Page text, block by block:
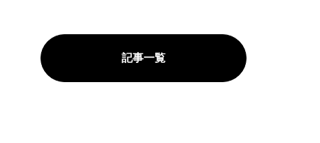
海とミライのがっこうについて
記事一覧